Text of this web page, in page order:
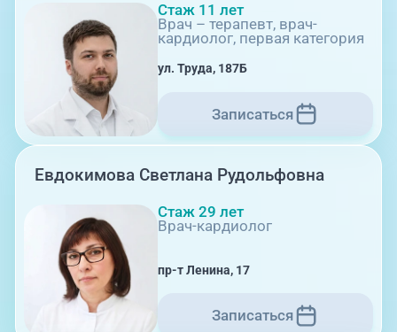
08:00-21:00
Стаж 11 лет
Врач – терапевт, врач-
кардиолог, первая категория
ул. Труда, 187Б
Записаться
Евдокимова Светлана Рудольфовна
Стаж 29 лет
Врач-кардиолог
пр-т Ленина, 17
Записаться